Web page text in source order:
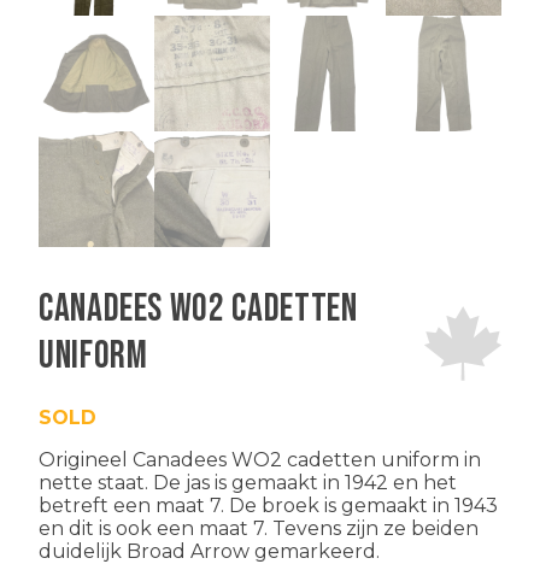
Canadees WO2 cadetten
uniform
SOLD
Origineel Canadees WO2 cadetten uniform in
nette staat. De jas is gemaakt in 1942 en het
betreft een maat 7. De broek is gemaakt in 1943
en dit is ook een maat 7. Tevens zijn ze beiden
duidelijk Broad Arrow gemarkeerd.